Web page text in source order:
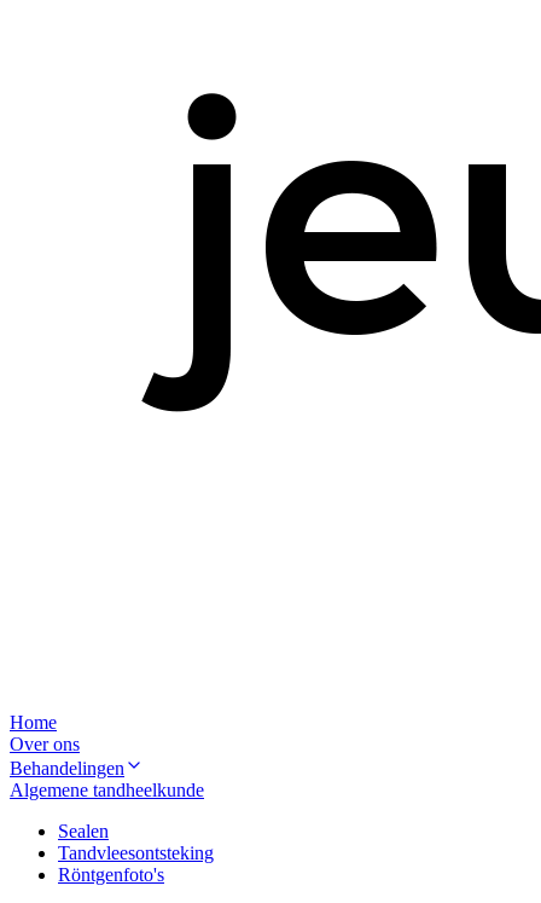
Home
Over ons
Behandelingen
Algemene tandheelkunde
Sealen
Tandvleesontsteking
Röntgenfoto's